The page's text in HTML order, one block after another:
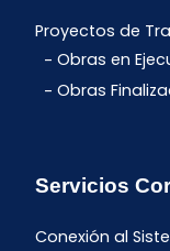
Proyectos de
Obras en
Obras
Servicios
Conexión al